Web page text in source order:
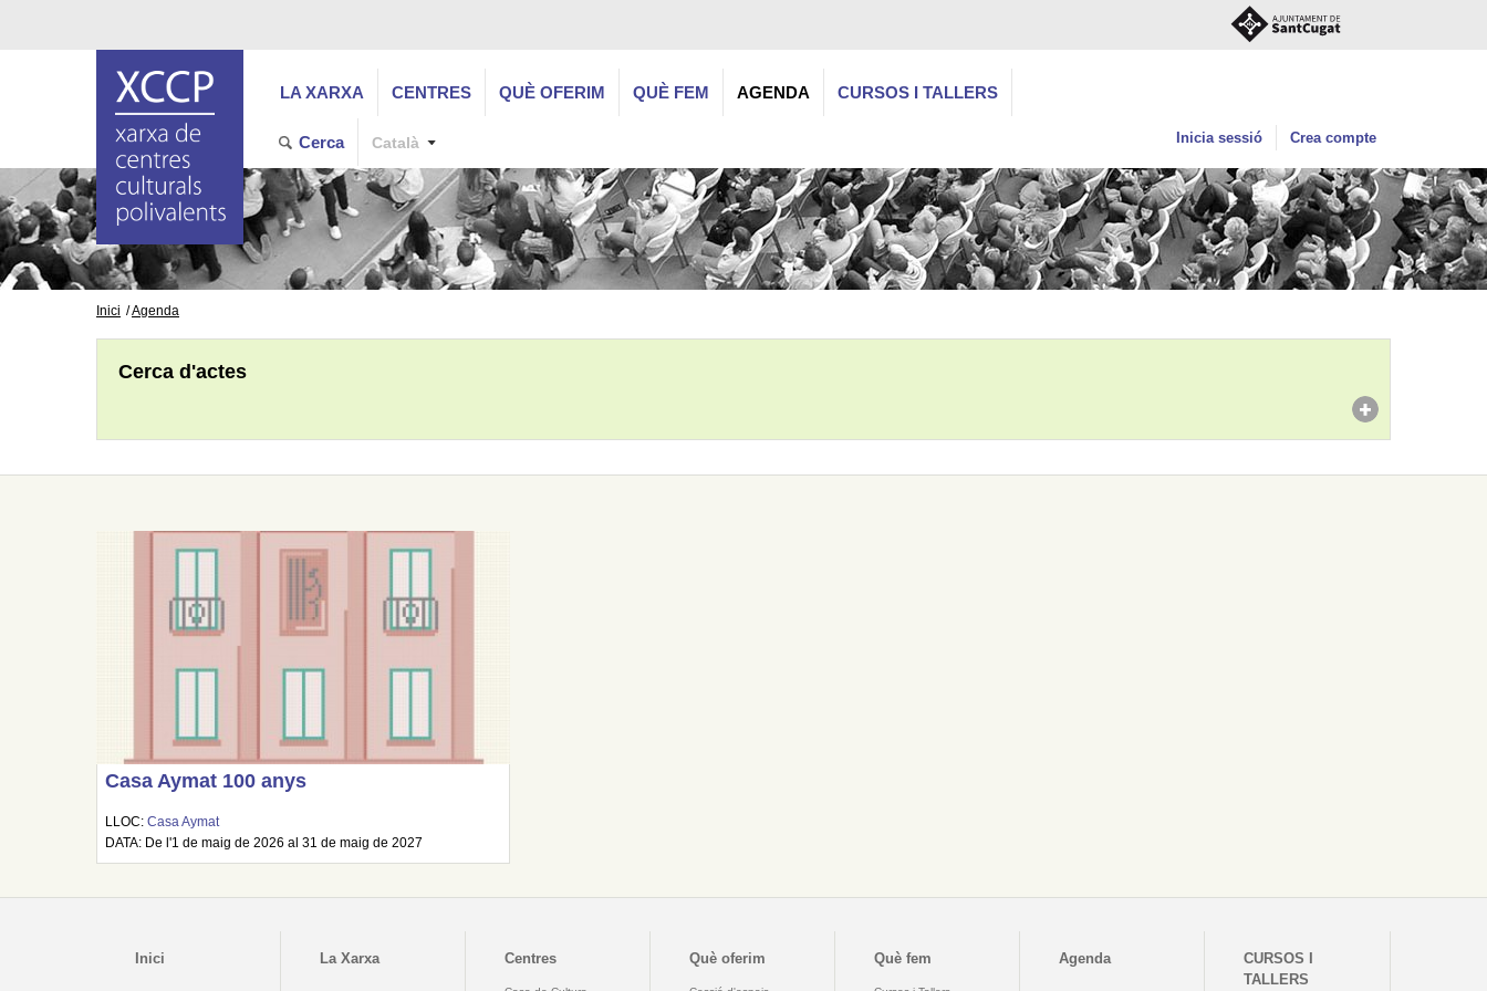
LA XARXA CENTRES QUÈ OFERIM QUÈ FEM AGENDA CURSOS I TALLERS
Cerca Català Inicia sessió Crea compte
Inici Agenda
Cerca d'actes
Casa Aymat 100 anys
LLOC:Casa Aymat
DATA: De l'1 de maig de 2026 al 31 de maig de 2027
Inici La Xarxa Centres Què oferim Què fem Agenda
CURSOS I
TALLERS